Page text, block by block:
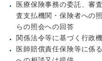
医療保険事務の委託、審
査支払機関・保険者への
らの照会への回答
関係法令等に基づく行政
医師賠償責任保険等に係